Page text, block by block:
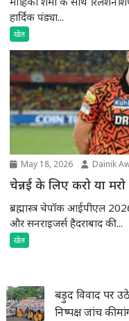
हार्दिक पंड्या...
खेल
May 18, 2026 Dainik
चेन्नई के लिए करो या
ब्रह्मास्त्र चेपॉक आईपीएल
और सनराइजर्स हैदराबाद की...
खेल
बड़ुद विवाद पर
निष्पक्ष जांच की